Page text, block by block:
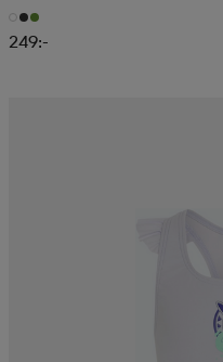
249:-